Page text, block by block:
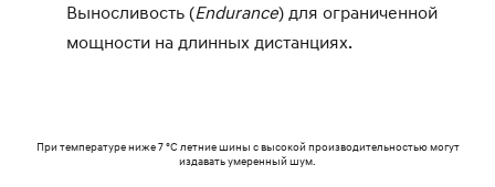
Выносливость (Endurance) для ограниченной
мощности на длинных дистанциях.
При температуре ниже 7 °C летние шины с высокой производительностью могут
издавать умеренный шум.